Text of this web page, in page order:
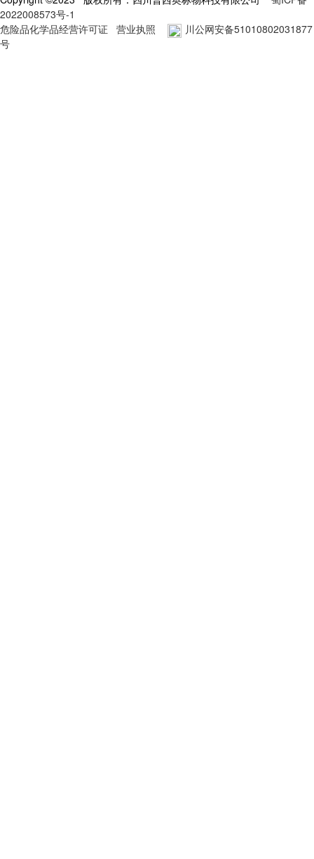
2022008573号-1
危险品化学品经营许可证
营业执照
川公网安备51010802031877
号